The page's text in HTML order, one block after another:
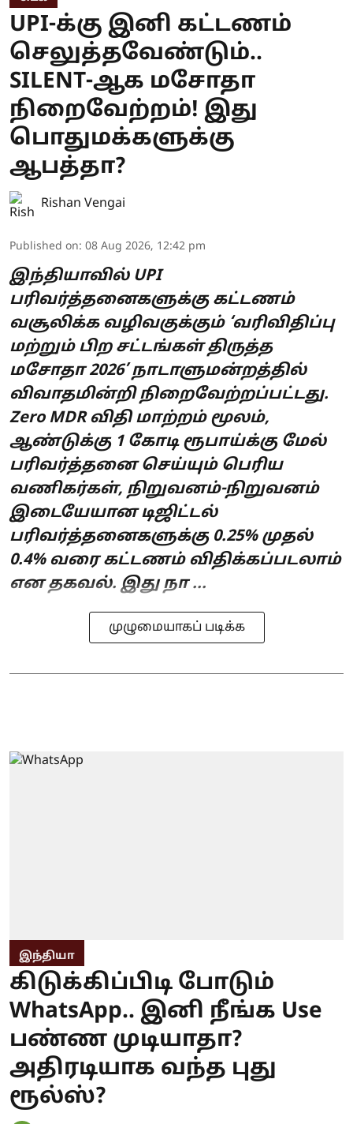
UPI-க்கு இனி கட்டணம்
செலுத்தவேண்டும்..
SILENT-ஆக மசோதா
நிறைவேற்றம்! இது
பொதுமக்களுக்கு
ஆபத்தா?
Rishan Vengai
Published on: 08 Aug 2026, 12:42 pm
இந்தியாவில் UPI
பரிவர்த்தனைகளுக்கு கட்டணம்
வசூலிக்க வழிவகுக்கும் ‘வரிவிதிப்பு
மற்றும் பிற சட்டங்கள் திருத்த
மசோதா 2026’ நாடாளுமன்றத்தில்
விவாதமின்றி நிறைவேற்றப்பட்டது.
Zero MDR விதி மாற்றம் மூலம்,
ஆண்டுக்கு 1 கோடி ரூபாய்க்கு மேல்
பரிவர்த்தனை செய்யும் பெரிய
வணிகர்கள், நிறுவனம்-நிறுவனம்
இடையேயான டிஜிட்டல்
பரிவர்த்தனைகளுக்கு 0.25% முதல்
0.4% வரை கட்டணம் விதிக்கப்படலாம்
என தகவல். இது நா ...
முழுமையாகப் படிக்க
இந்தியா
கிடுக்கிப்பிடி போடும்
WhatsApp.. இனி நீங்க Use
பண்ண முடியாதா?
அதிரடியாக வந்த புது
ரூல்ஸ்?